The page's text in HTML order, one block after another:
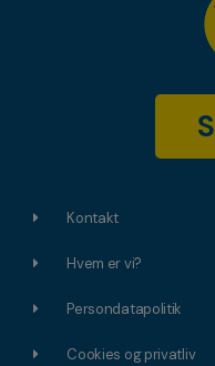
Kontakt
Hvem er vi?
Persondatapolitik
Cookies og privatliv